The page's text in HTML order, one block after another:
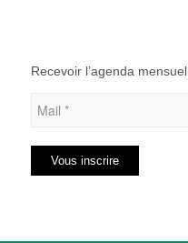
Recevoir l’agenda mensuel.